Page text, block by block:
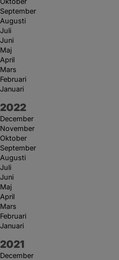
September
Augusti
Juli
Juni
Maj
April
Mars
Februari
Januari
År:
2022
December
November
Oktober
September
Augusti
Juli
Juni
Maj
April
Mars
Februari
Januari
År:
2021
December